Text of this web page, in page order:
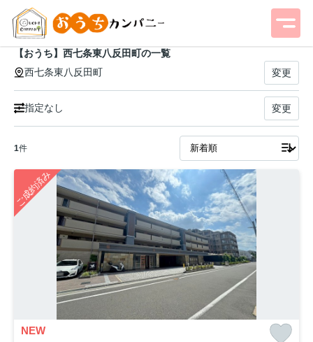
【おうち】西七条東八反田町の一覧
西七条東八反田町
変更
指定なし 変更
1件
ご成約済み
NEW